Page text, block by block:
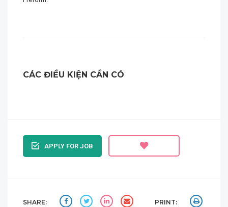
CÁC ĐIỀU KIỆN CẦN CÓ
APPLY FOR JOB
SHARE: PRINT: